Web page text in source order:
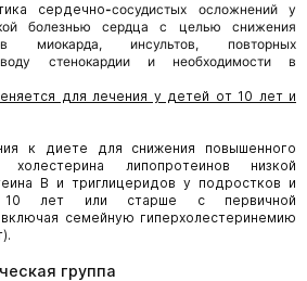
сердечно-сосудистых осложнений у
болезнью сердца с целью снижения
миокарда, инсультов, повторных
стенокардии и необходимости в
для лечения у детей от 10 лет и
к диете для снижения повышенного
липопротеинов низкой
В и триглицеридов у подростков и
лет или старше с первичной
семейную гиперхолестеринемию
группа